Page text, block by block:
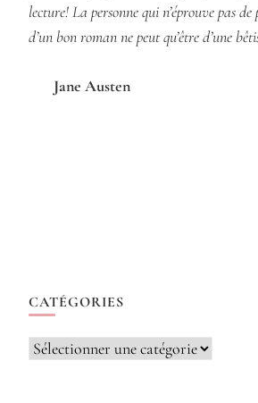
lecture! La personne qui n’éprouve pas
d’un bon roman ne peut qu’être d’une
Jane Austen
CATÉGORIES
Catégories